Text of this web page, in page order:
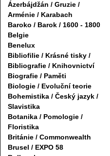
Ázerbájdžán / Gruzie /
Arménie / Karabach
Baroko / Barok / 1600 - 1800
Belgie
Benelux
Bibliofilie / Krásné tisky /
Bibliografie / Knihovnictví
Biografie / Paměti
Biologie / Evoluční teorie
Bohemistika / Český jazyk /
Slavistika
Botanika / Pomologie /
Floristika
Británie / Commonwealth
Brusel / EXPO 58